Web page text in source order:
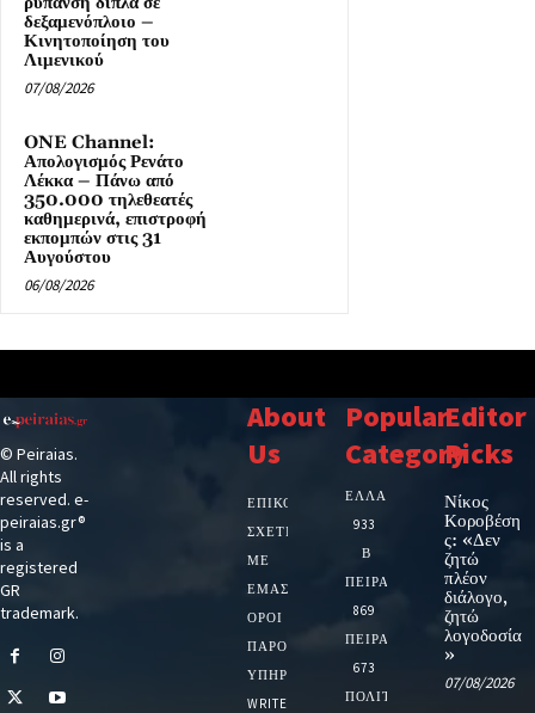
δεξαμενόπλοιο –
Κινητοποίηση του
Λιμενικού
07/08/2026
ONE Channel:
Απολογισμός Ρενάτο
Λέκκα – Πάνω από
350.000 τηλεθεατές
καθημερινά, επιστροφή
εκπομπών στις 31
Αυγούστου
06/08/2026
© Peiraias.
All rights
reserved. e-
peiraias.gr®
is a
registered
GR
trademark.
About
Us
ΕΠΙΚΟΙΝΩΝΙΑ
ΣΧΕΤΙΚΆ
ΜΕ
ΕΜΆΣ
ΌΡΟΙ
ΠΑΡΟΧΉΣ
ΥΠΗΡΕΣΙΏΝ
WRITE
Popular
Category
ΕΛΛΑΔΑ
933
Β
ΠΕΙΡΑΙΑ
869
ΠΕΙΡΑΙΑΣ
673
ΠΟΛΙΤΙΚΗ
Editor
Picks
Νίκος
Κοροβέση
ς: «Δεν
ζητώ
πλέον
διάλογο,
ζητώ
λογοδοσία
»
07/08/2026